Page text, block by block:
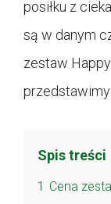
posiłku z
są w danym
zestaw
przedstawimy
Spis treści
1 Cena